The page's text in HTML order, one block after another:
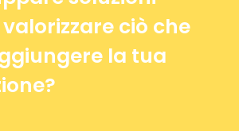
ciò che
la tua